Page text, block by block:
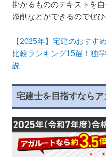
掛かるもののテキストを
添削などができるのでぜひ
【2025年】宅建のおすす
比較ランキング15選！独
説
宅建士を目指すならア